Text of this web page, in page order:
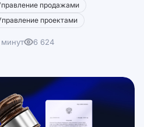
продажами
проектами
минут
6 624